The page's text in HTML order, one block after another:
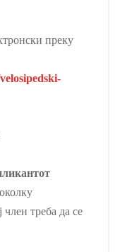
преку
член треба да се